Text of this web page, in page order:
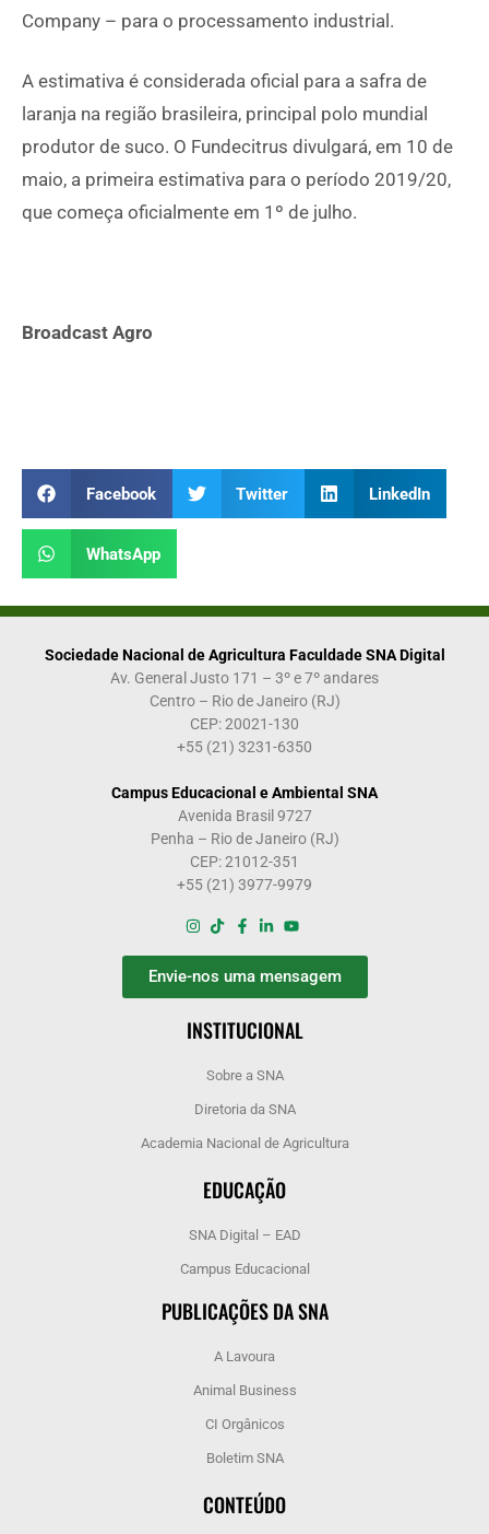
Company – para o processamento industrial.
A estimativa é considerada oficial para a safra de
laranja na região brasileira, principal polo mundial
produtor de suco. O Fundecitrus divulgará, em 10 de
maio, a primeira estimativa para o período 2019/20,
que começa oficialmente em 1º de julho.
Broadcast Agro
Facebook Twitter LinkedIn
WhatsApp
Sociedade Nacional de Agricultura Faculdade SNA Digital
Av. General Justo 171 – 3º e 7º andares
Centro – Rio de Janeiro (RJ)
CEP: 20021-130
+55 (21) 3231-6350
Campus Educacional e Ambiental SNA
Avenida Brasil 9727
Penha – Rio de Janeiro (RJ)
CEP: 21012-351
+55 (21) 3977-9979
Envie-nos uma mensagem
INSTITUCIONAL
Sobre a SNA
Diretoria da SNA
Academia Nacional de Agricultura
EDUCAÇÃO
SNA Digital – EAD
Campus Educacional
PUBLICAÇÕES DA SNA
A Lavoura
Animal Business
CI Orgânicos
Boletim SNA
CONTEÚDO